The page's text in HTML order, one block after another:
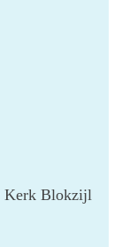
Kerk Blokzijl